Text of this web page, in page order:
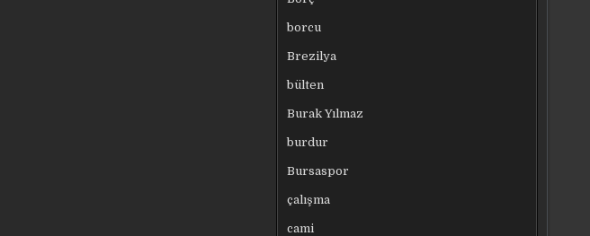
borcu
Brezilya
bülten
Burak Yılmaz
burdur
Bursaspor
çalışma
cami